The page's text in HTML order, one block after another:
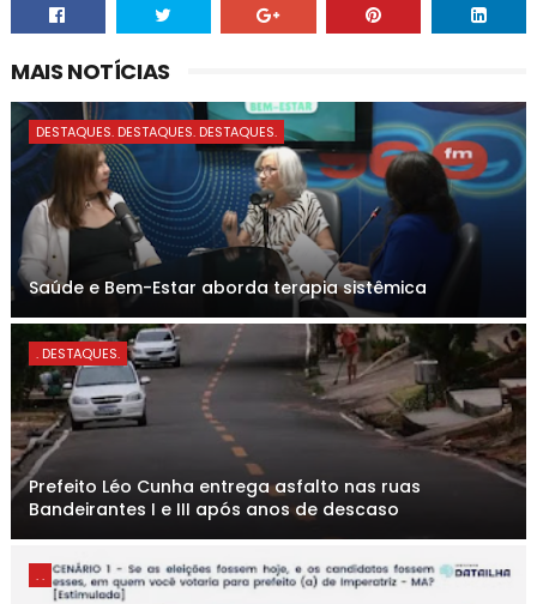
MAIS NOTÍCIAS
DESTAQUES. DESTAQUES. DESTAQUES.
Saúde e Bem-Estar aborda terapia sistêmica
. DESTAQUES.
Prefeito Léo Cunha entrega asfalto nas ruas
Bandeirantes I e III após anos de descaso
. .